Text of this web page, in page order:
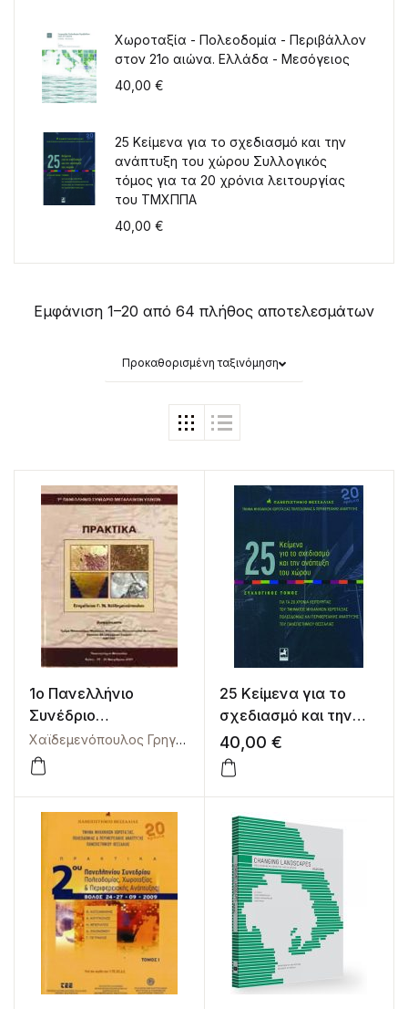
Εμφάνιση 1–20 από 64 πλήθος αποτελεσμάτων
Προκαθορισμένη ταξινόμηση
1ο Πανελλήνιο
Συνέδριο
Μεταλλικών Υλικών.
Πρακτικά
Χαϊδεμενόπουλος Γρηγόριος
25 Κείμενα για το
σχεδιασμό και την
ανάπτυξη του χώρου
Συλλογικός τόμος για
τα 20 χρόνια
λειτουργίας του
ΤΜΧΠΠΑ
40,00 €
Χωροταξία - Πολεοδομία - Περιβάλλον
στον 21ο αιώνα. Ελλάδα - Μεσόγειος
40,00 €
25 Κείμενα για το σχεδιασμό και την
ανάπτυξη του χώρου Συλλογικός
τόμος για τα 20 χρόνια λειτουργίας
του ΤΜΧΠΠΑ
40,00 €